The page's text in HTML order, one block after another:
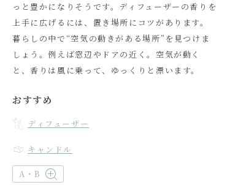
っと豊かになりそうです。ディフューザーの香りを
上手に広げるには、置き場所にコツがあります。
暮らしの中で“空気の動きがある場所”を見つけま
しょう。例えば窓辺やドアの近く。空気が動く
と、香りは風に乗って、ゆっくりと漂います。
おすすめ
ディフューザー
キャンドル
A・B